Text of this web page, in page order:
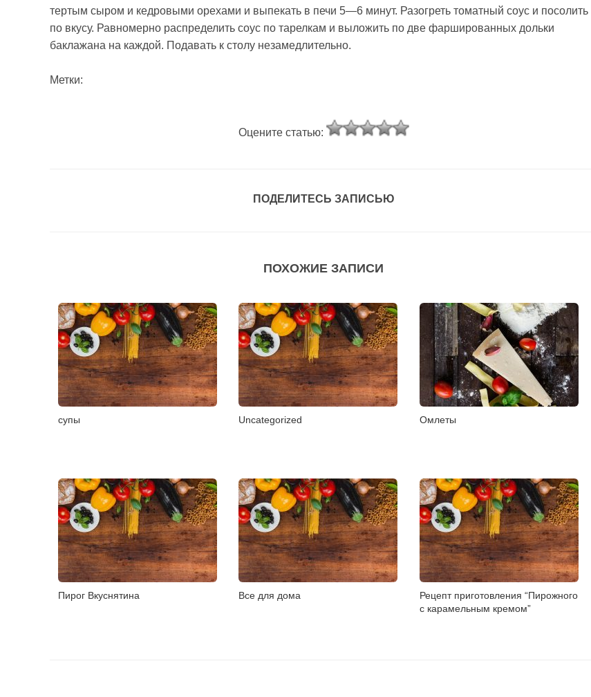
тертым сыром и кедровыми орехами и выпе­кать в печи 5—6 минут. Разогреть томатный соус и посолить
по вкусу. Равномерно распределить соус по тарелкам и вы­ложить по две фаршированных дольки
баклажана на каж­дой. Подавать к столу незамедлительно.
Метки:
Оцените статью:
ПОДЕЛИТЕСЬ ЗАПИСЬЮ
ПОХОЖИЕ ЗАПИСИ
супы Uncategorized Омлеты
Пирог Вкуснятина Все для дома
Рецепт приготовления “Пирожного
с карамельным кремом”